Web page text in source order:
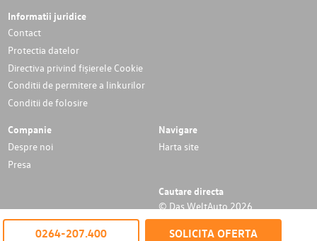
0264-207.400 SOLICITA OFERTA
Informatii juridice
Contact
Protectia datelor
Directiva privind fișierele Cookie
Conditii de permitere a linkurilor
Conditii de folosire
Companie
Despre noi
Presa
Navigare
Harta site
Cautare directa
© Das WeltAuto 2026